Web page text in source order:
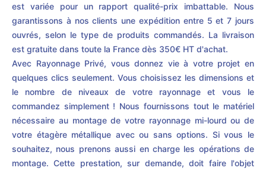
est variée pour un rapport qualité-prix imbattable. Nous
garantissons à nos clients une expédition entre 5 et 7 jours
ouvrés, selon le type de produits commandés. La livraison
est gratuite dans toute la France dès 350€ HT d'achat.
Avec Rayonnage Privé, vous donnez vie à votre projet en
quelques clics seulement. Vous choisissez les dimensions et
le nombre de niveaux de votre rayonnage et vous le
commandez simplement ! Nous fournissons tout le matériel
nécessaire au montage de votre rayonnage mi-lourd ou de
votre étagère métallique avec ou sans options. Si vous le
souhaitez, nous prenons aussi en charge les opérations de
montage. Cette prestation, sur demande, doit faire l'objet